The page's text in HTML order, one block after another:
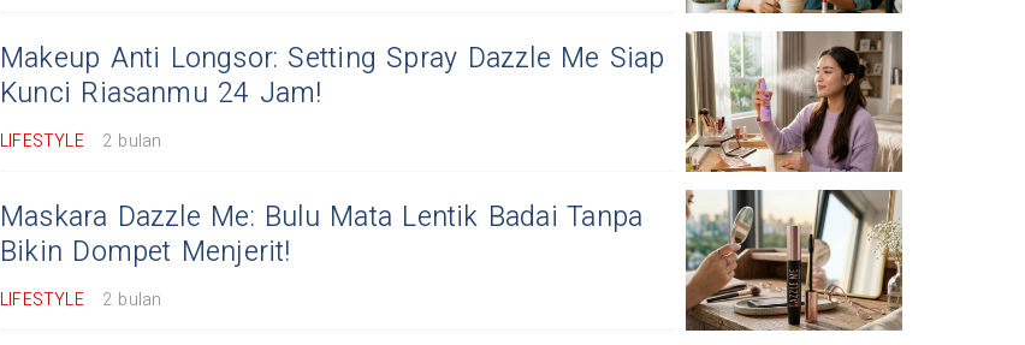
Makeup Anti Longsor: Setting Spray Dazzle Me Siap
Kunci Riasanmu 24 Jam!
LIFESTYLE 2 bulan
Maskara Dazzle Me: Bulu Mata Lentik Badai Tanpa
Bikin Dompet Menjerit!
LIFESTYLE 2 bulan